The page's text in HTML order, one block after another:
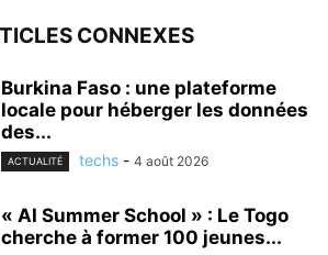
CONNEXES
Burkina Faso : une plateforme
locale pour héberger les données
des...
ACTUALITÉ techs - 4 août 2026
« AI Summer School » : Le Togo
cherche à former 100 jeunes...